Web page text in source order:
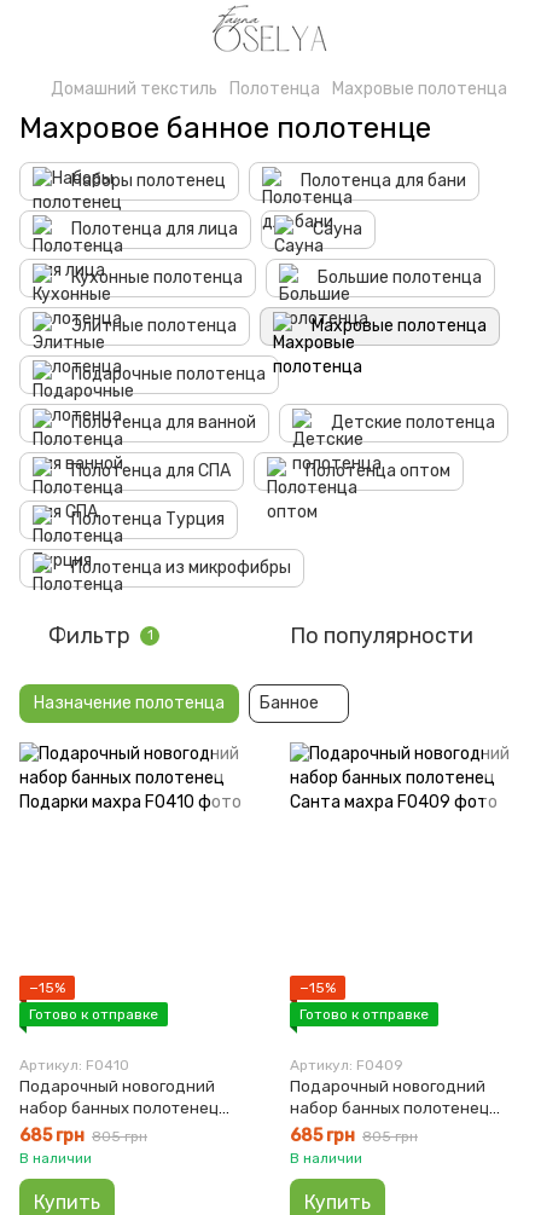
Домашний текстиль Полотенца Махровые полотенца
Махровое банное полотенце
Наборы полотенец Полотенца для бани
Полотенца для лица Сауна
Кухонные полотенца Большие полотенца
Элитные полотенца Махровые полотенца
Подарочные полотенца
Полотенца для ванной Детские полотенца
Полотенца для СПА Полотенца оптом
Полотенца Турция
Полотенца из микрофибры
Фильтр 1 По популярности
Назначение полотенца Банное
−15%
Готово к отправке
Артикул: F0410
Подарочный новогодний
набор банных полотенец
Подарки махра
685 грн 805 грн
В наличии
Купить
−15%
Готово к отправке
Артикул: F0409
Подарочный новогодний
набор банных полотенец
Санта махра
685 грн 805 грн
В наличии
Купить